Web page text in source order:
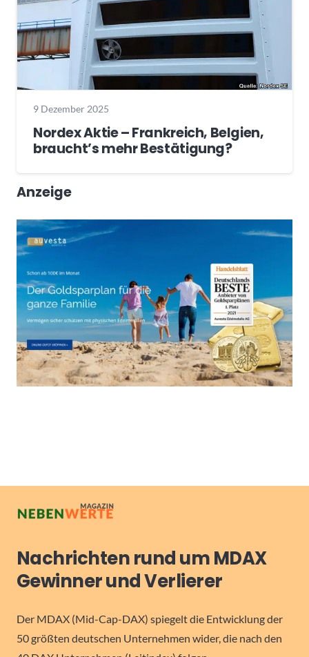
9 Dezember 2025
Nordex Aktie – Frankreich, Belgien,
braucht’s mehr Bestätigung?
Anzeige
Nachrichten rund um MDAX
Gewinner und Verlierer
Der MDAX (Mid-Cap-DAX) spiegelt die Entwicklung der
50 größten deutschen Unternehmen wider, die nach den